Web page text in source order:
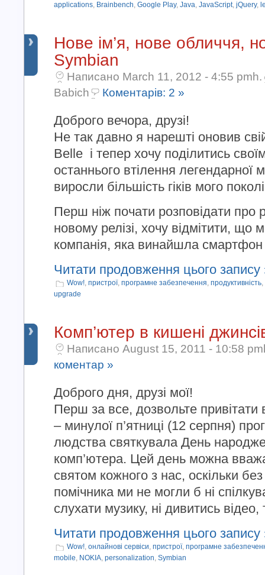
applications, Brainbench, Google Play, Java, JavaScript, jQuery,
Нове ім’я, нове обличчя,
Symbian
Написано March 11, 2012 - 4:55 pmh.
Babich
Коментарів: 2 »
Доброго вечора, друзі!
Не так давно я нарешті оновив
Belle і тепер хочу поділитись
останнього втілення легендарної
виросли більшість гіків мого
Перш ніж почати розповідати про
новому релізі, хочу відмітити,
компанія, яка винайшла
Читати продовження цього запису
Wow!, пристрої, програмне забезпечення, продуктивність,
upgrade
Комп’ютер в кишені
Написано August 15, 2011 - 10:58
коментар »
Доброго дня, друзі мої!
Перш за все, дозвольте
– минулої п’ятниці (12 серпня)
людства святкувала День
комп’ютера. Цей день можна
святом кожного з нас, оскільки
помічника ми не могли б ні
слухати музику, ні дивитись відео,
Читати продовження цього запису
Wow!, онлайнові сервіси, пристрої, програмне
mobile, NOKIA, personalization, Symbian